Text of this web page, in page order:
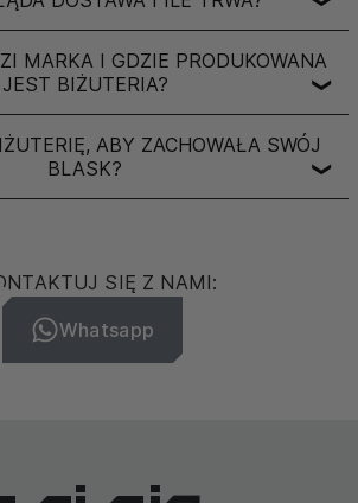
MARKA I GDZIE PRODUKOWANA
JEST BIŻUTERIA?
❯
ABY ZACHOWAŁA SWÓJ
BLASK?
❯
SIĘ Z NAMI:
Whatsapp